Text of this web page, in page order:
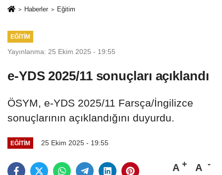
Haberler Eğitim
EĞITIM
Yayınlanma: 25 Ekim 2025 - 19:55
e-YDS 2025/11 sonuçları açıklandı
ÖSYM, e-YDS 2025/11 Farsça/İngilizce
sonuçlarının açıklandığını duyurdu.
EĞITIM 25 Ekim 2025 - 19:55
A A